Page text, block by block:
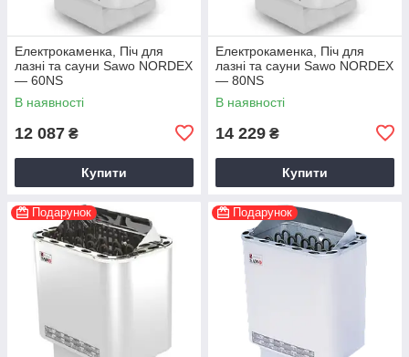
Електрокаменка, Піч для
лазні та сауни Sawo NORDEX
— 60NS
В наявності
12 087 ₴
Купити
Електрокаменка, Піч для
лазні та сауни Sawo NORDEX
— 80NS
В наявності
14 229 ₴
Купити
Подарунок Подарунок